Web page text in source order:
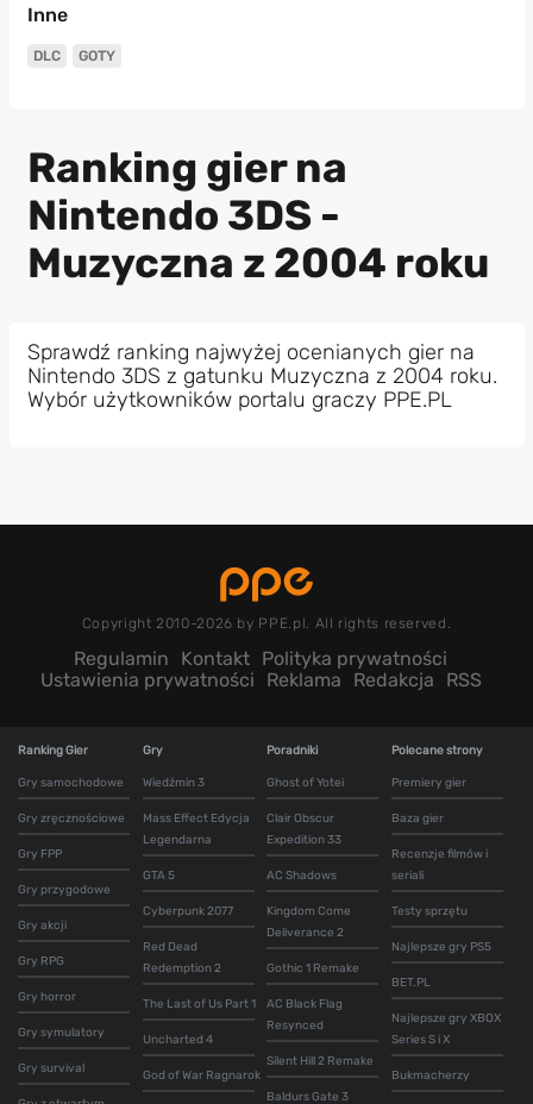
Inne
DLC GOTY
Ranking gier na
Nintendo 3DS -
Muzyczna z 2004 roku
Sprawdź ranking najwyżej ocenianych gier na
Nintendo 3DS z gatunku Muzyczna z 2004 roku.
Wybór użytkowników portalu graczy PPE.PL
Copyright 2010-2026 by PPE.pl. All rights reserved.
Regulamin Kontakt Polityka prywatności
Ustawienia prywatności
Reklama Redakcja RSS
Ranking Gier
Gry samochodowe
Gry zręcznościowe
Gry FPP
Gry przygodowe
Gry akcji
Gry RPG
Gry horror
Gry symulatory
Gry survival
Gry
Wiedźmin 3
Mass Effect Edycja
Legendarna
GTA 5
Cyberpunk 2077
Red Dead
Redemption 2
The Last of Us Part 1
Uncharted 4
God of War Ragnarok
Poradniki
Ghost of Yotei
Clair Obscur
Expedition 33
AC Shadows
Kingdom Come
Deliverance 2
Gothic 1 Remake
AC Black Flag
Resynced
Silent Hill 2 Remake
Baldurs Gate 3
Polecane strony
Premiery gier
Baza gier
Recenzje filmów i
seriali
Testy sprzętu
Najlepsze gry PS5
BET.PL
Najlepsze gry XBOX
Series S i X
Bukmacherzy